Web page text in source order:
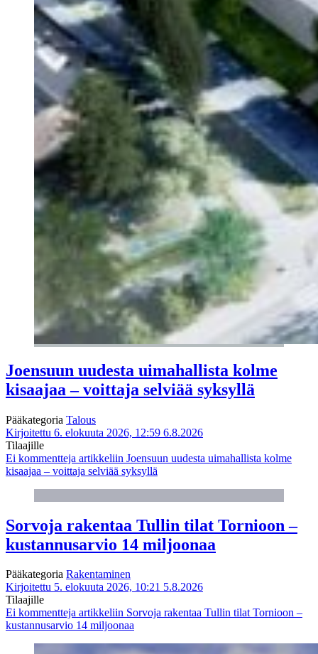
Joensuun uudesta uimahallista kolme
kisaajaa – voittaja selviää syksyllä
Pääkategoria Talous
Kirjoitettu 6. elokuuta 2026, 12:59 6.8.2026
Tilaajille
Ei kommentteja artikkeliin Joensuun uudesta uimahallista kolme
kisaajaa – voittaja selviää syksyllä
Sorvoja rakentaa Tullin tilat Tornioon –
kustannusarvio 14 miljoonaa
Pääkategoria Rakentaminen
Kirjoitettu 5. elokuuta 2026, 10:21 5.8.2026
Tilaajille
Ei kommentteja artikkeliin Sorvoja rakentaa Tullin tilat Tornioon –
kustannusarvio 14 miljoonaa